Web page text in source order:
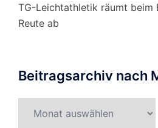
TG-Leichtathletik räumt beim
Reute ab
Beitragsarchiv nach
nach